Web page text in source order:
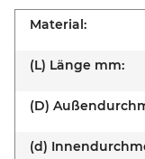
Material:
(L) Länge mm:
(D)
(d)